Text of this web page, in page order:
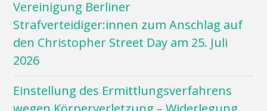
Vereinigung Berliner
Strafverteidiger:innen zum Anschlag auf
den Christopher Street Day am 25. Juli
2026
Einstellung des Ermittlungsverfahrens